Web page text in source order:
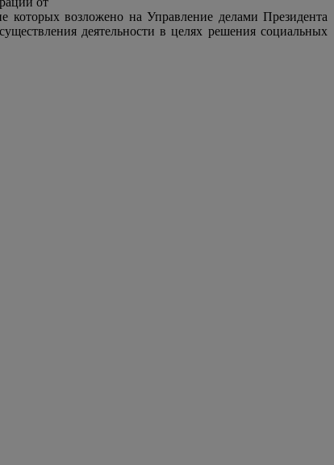
которых возложено на Управление делами Президента
деятельности в целях решения социальных